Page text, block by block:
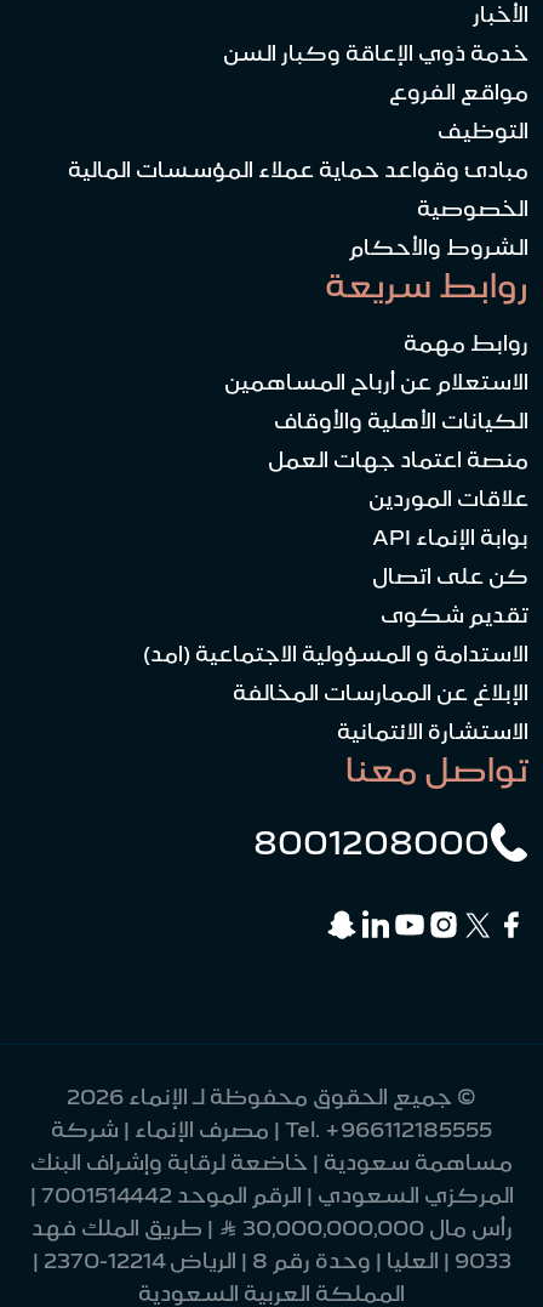
الأخبار
خدمة ذوي الإعاقة وكبار السن
مواقع الفروع
التوظيف
مبادئ وقواعد حماية عملاء المؤسسات المالية
الخصوصية
الشروط والأحكام
روابط سريعة
روابط مهمة
الاستعلام عن أرباح المساهمين
الكيانات الأهلية والأوقاف
منصة اعتماد جهات العمل
علاقات الموردين
بوابة الإنماء API
كن على اتصال
تقديم شكوى
الاستدامة و المسؤولية الاجتماعية (امد)
الإبلاغ عن الممارسات المخالفة
الاستشارة الائتمانية
تواصل معنا
8001208000
© جميع الحقوق محفوظة لـ الإنماء 2026
Tel. +966112185555
| مصرف الإنماء | شركة
مساهمة سعودية | خاضعة لرقابة وإشراف البنك
المركزي السعودي | الرقم الموحد 7001514442 |
رأس مال 30,000,000,000 Ʀ | طريق الملك فهد
9033 | العليا | وحدة رقم 8 | الرياض 12214-2370 |
المملكة العربية السعودية